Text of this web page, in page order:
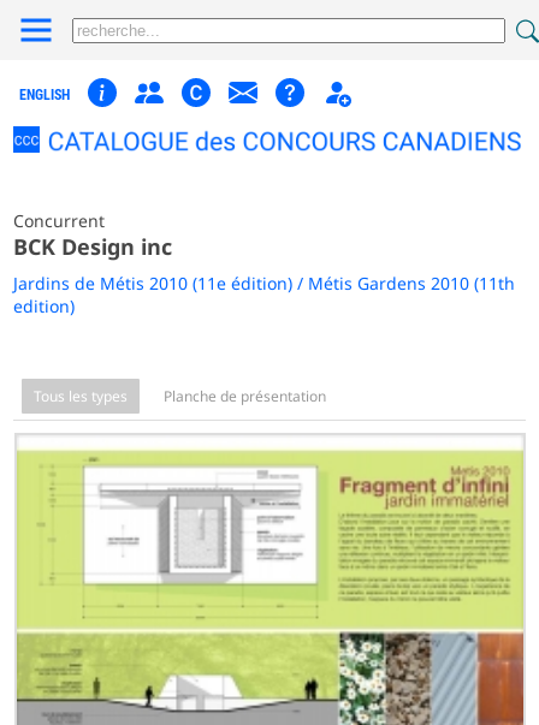
ENGLISH
Concurrent
BCK Design inc
Jardins de Métis 2010 (11e édition) / Métis Gardens 2010 (11th
edition)
Tous les types Planche de présentation